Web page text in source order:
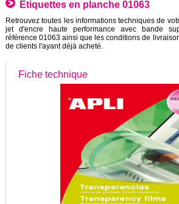
Étiquettes en planche 01063
Retrouvez toutes les informations techniques de
jet d'encre haute performance avec bande
référence 01063 ainsi que les conditions de
de clients l'ayant déjà acheté.
Fiche technique